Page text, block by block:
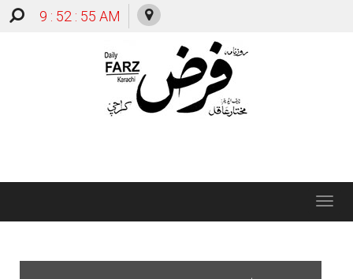
9 : 52 : 56 AM
Toggle